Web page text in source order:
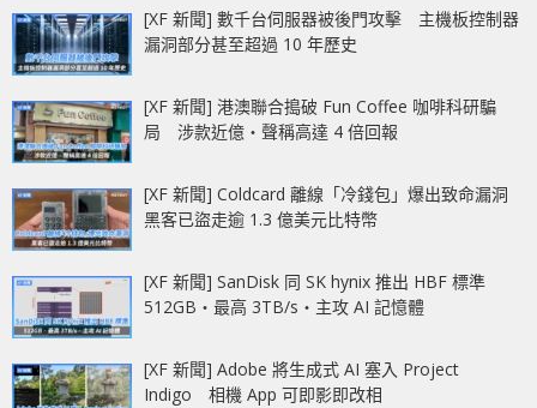
[XF 新聞] 數千台伺服器被後門攻擊 主機板控制器
漏洞部分甚至超過 10 年歷史
[XF 新聞] 港澳聯合搗破 Fun Coffee 咖啡科研騙
局 涉款近億‧聲稱高達 4 倍回報
[XF 新聞] Coldcard 離線「冷錢包」爆出致命漏洞
黑客已盜走逾 1.3 億美元比特幣
[XF 新聞] SanDisk 同 SK hynix 推出 HBF 標準
512GB‧最高 3TB/s‧主攻 AI 記憶體
[XF 新聞] Adobe 將生成式 AI 塞入 Project
Indigo 相機 App 可即影即改相